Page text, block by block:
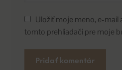
Uložiť moje meno, e-mail
tomto prehliadači pre moje